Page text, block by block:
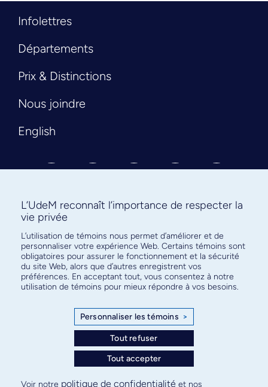
Infolettres
Départements
Prix & Distinctions
Nous joindre
English
Abonnez-vous à notre infolettre
pour connaître l’actualité facultaire
L’UdeM reconnaît l’importance de respecter la
vie privée
L’utilisation de témoins nous permet d’améliorer et de
personnaliser votre expérience Web. Certains témoins sont
obligatoires pour assurer le fonctionnement et la sécurité
du site Web, alors que d’autres enregistrent vos
préférences. En acceptant tout, vous consentez à notre
utilisation de témoins pour mieux répondre à vos besoins.
Personnaliser les témoins >
Tout refuser
Tout accepter
Voir notre politique de confidentialité et nos